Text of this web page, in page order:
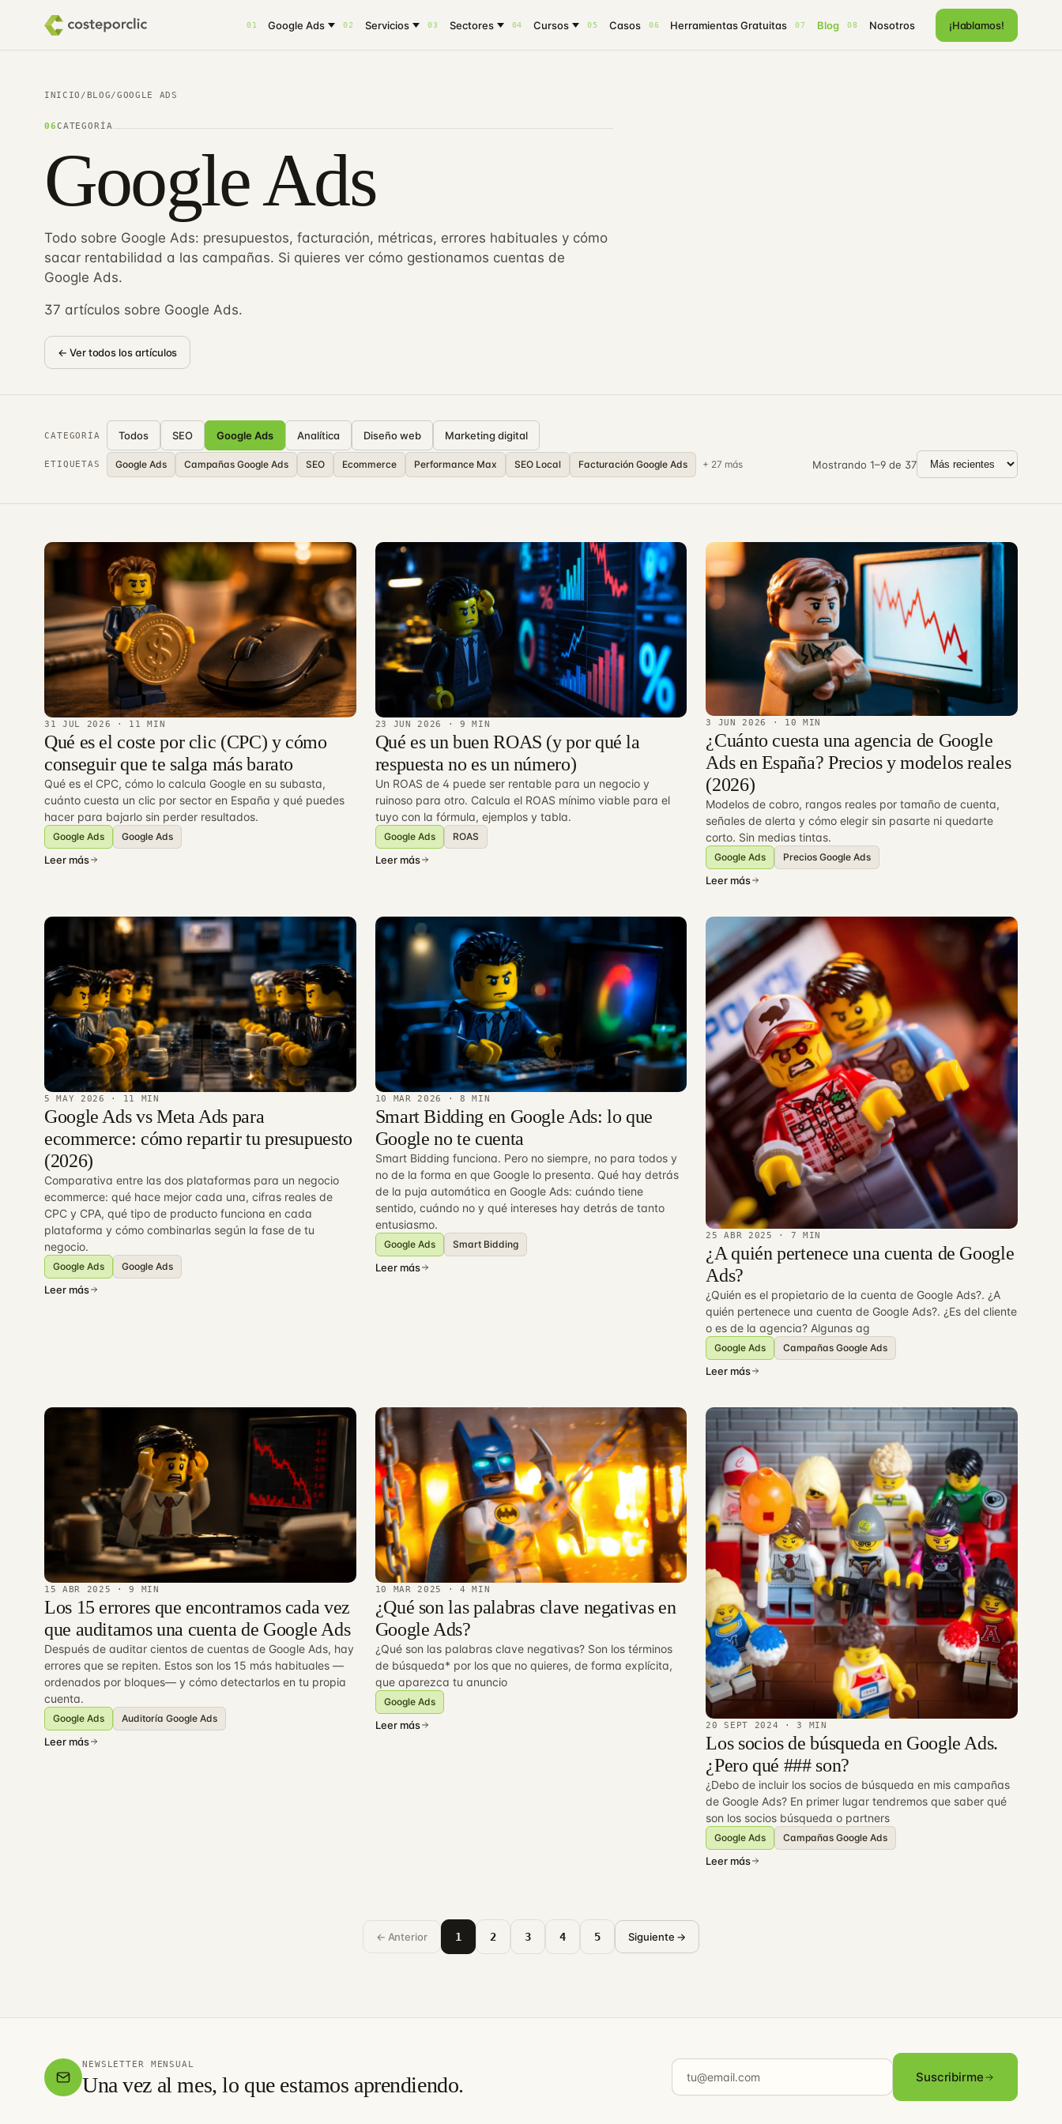
01 Google Ads 02 Servicios 03 Sectores 04 Cursos 05 Casos 06 Herramientas Gratuitas 07 Blog 08 Nosotros ¡Hablamos!
INICIO / BLOG/GOOGLE ADS
06CATEGORÍA
Google Ads
Todo sobre Google Ads: presupuestos, facturación, métricas, errores habituales y cómo
sacar rentabilidad a las campañas. Si quieres ver cómo gestionamos cuentas de
Google Ads.
37 artículos sobre Google Ads.
← Ver todos los artículos
CATEGORÍA Todos SEO Google Ads Analítica Diseño web Marketing digital
ETIQUETAS Google Ads Campañas Google Ads SEO Ecommerce Performance Max SEO Local Facturación Google Ads + 27 más Mostrando 1–9 de 37
Ordenar por
31 JUL 2026 · 11 MIN
Qué es el coste por clic (CPC) y cómo
conseguir que te salga más barato
Qué es el CPC, cómo lo calcula Google en su subasta,
cuánto cuesta un clic por sector en España y qué puedes
hacer para bajarlo sin perder resultados.
Google Ads Google Ads
Leer más
23 JUN 2026 · 9 MIN
Qué es un buen ROAS (y por qué la
respuesta no es un número)
Un ROAS de 4 puede ser rentable para un negocio y
ruinoso para otro. Calcula el ROAS mínimo viable para el
tuyo con la fórmula, ejemplos y tabla.
Google Ads ROAS
Leer más
3 JUN 2026 · 10 MIN
¿Cuánto cuesta una agencia de Google
Ads en España? Precios y modelos reales
(2026)
Modelos de cobro, rangos reales por tamaño de cuenta,
señales de alerta y cómo elegir sin pasarte ni quedarte
corto. Sin medias tintas.
Google Ads Precios Google Ads
Leer más
5 MAY 2026 · 11 MIN
Google Ads vs Meta Ads para
ecommerce: cómo repartir tu presupuesto
(2026)
Comparativa entre las dos plataformas para un negocio
ecommerce: qué hace mejor cada una, cifras reales de
CPC y CPA, qué tipo de producto funciona en cada
plataforma y cómo combinarlas según la fase de tu
negocio.
Google Ads Google Ads
Leer más
10 MAR 2026 · 8 MIN
Smart Bidding en Google Ads: lo que
Google no te cuenta
Smart Bidding funciona. Pero no siempre, no para todos y
no de la forma en que Google lo presenta. Qué hay detrás
de la puja automática en Google Ads: cuándo tiene
sentido, cuándo no y qué intereses hay detrás de tanto
entusiasmo.
Google Ads Smart Bidding
Leer más
25 ABR 2025 · 7 MIN
¿A quién pertenece una cuenta de Google
Ads?
¿Quién es el propietario de la cuenta de Google Ads?. ¿A
quién pertenece una cuenta de Google Ads?. ¿Es del cliente
o es de la agencia? Algunas ag
Google Ads Campañas Google Ads
Leer más
15 ABR 2025 · 9 MIN
Los 15 errores que encontramos cada vez
que auditamos una cuenta de Google Ads
Después de auditar cientos de cuentas de Google Ads, hay
errores que se repiten. Estos son los 15 más habituales —
ordenados por bloques— y cómo detectarlos en tu propia
cuenta.
Google Ads Auditoría Google Ads
Leer más
10 MAR 2025 · 4 MIN
¿Qué son las palabras clave negativas en
Google Ads?
¿Qué son las palabras clave negativas? Son los términos
de búsqueda* por los que no quieres, de forma explícita,
que aparezca tu anuncio
Google Ads
Leer más 20 SEPT 2024 · 3 MIN
Los socios de búsqueda en Google Ads.
¿Pero qué ### son?
¿Debo de incluir los socios de búsqueda en mis campañas
de Google Ads? En primer lugar tendremos que saber qué
son los socios búsqueda o partners
Google Ads Campañas Google Ads
Leer más
← Anterior 1 2 3 4 5 Siguiente →
NEWSLETTER MENSUAL
Una vez al mes, lo que estamos aprendiendo. Tu email
Suscribirme